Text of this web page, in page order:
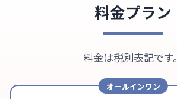
料金プラン
料金は税別表記です。
オールインワン